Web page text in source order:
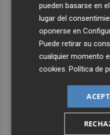
pueden basarse en
lugar del
oponerse en
Puede retirar su
cualquier momento
cookies .Política de